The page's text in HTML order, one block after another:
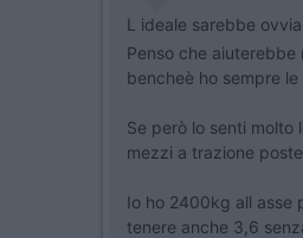
L ideale sarebbe
Penso che
bencheè ho sempre
Se però lo senti
mezzi a trazione
Io ho 2400kg all asse
tenere anche 3,6